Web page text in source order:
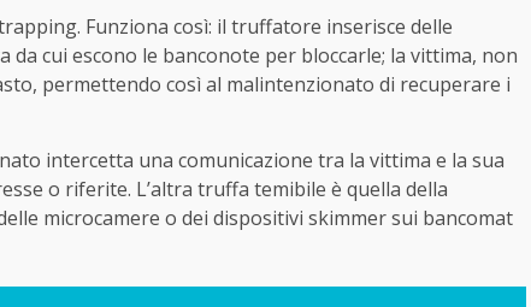
Funziona così: il truffatore inserisce delle
da cui escono le banconote per bloccarle; la vittima, non
permettendo così al malintenzionato di recuperare i
intercetta una comunicazione tra la vittima e la sua
o riferite. L’altra truffa temibile è quella della
microcamere o dei dispositivi skimmer sui bancomat